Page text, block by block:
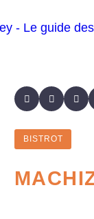
BISTROT